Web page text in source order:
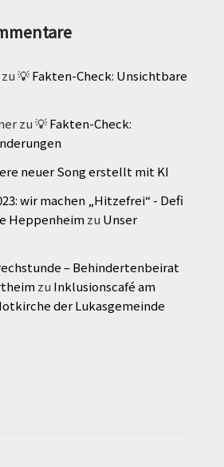
zu💡 Fakten-Check: Unsichtbare
zu💡 Fakten-Check:
neuer Song erstellt mit KI
wir machen „Hitzefrei“ - Defi
Heppenheim zu Unser
– Behindertenbeirat
zu Inklusionscafé am
der Lukasgemeinde